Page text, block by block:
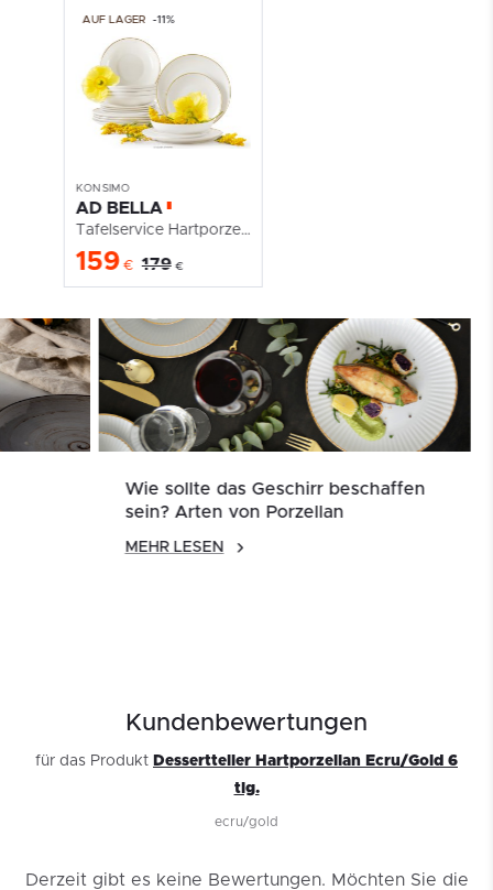
AUF LAGER -11%
KONSIMO
AD BELLA
Tafelservice Hartporzellan gebrochenes Ecru/Gold 6...
159 € 179 €
Wie sollte das Geschirr beschaffen
sein? Arten von Porzellan
MEHR LESEN
Kundenbewertungen
für das Produkt Dessertteller Hartporzellan Ecru/Gold 6
tlg.
ecru/gold
Derzeit gibt es keine Bewertungen. Möchten Sie die